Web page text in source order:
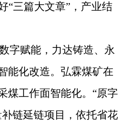
“三篇大文章”，产业结
字赋能，力达铸造、永
能化改造。弘霖煤矿在
煤工作面智能化。 “原字
链延链项目，依托省花